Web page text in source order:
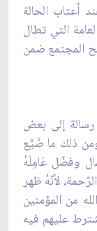
أعتاب الحالة
التي تطال
المجتمع ضمن
رسالة إلى بعض
ذلك ما ضَيَّع
وفضّل عَامِلَهُ
لأنّهُ ظهر
من المؤمنين
عليهم فيه